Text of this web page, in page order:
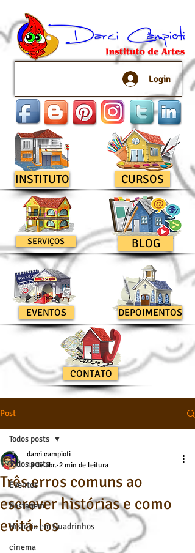
Login
INSTITUTO
SERVIÇOS
EVENTOS
CURSOS
BLOG
DEPOIMENTOS
CONTATO
Post
Todos posts
Eventos
Postagem
História em Quadrinhos
cinema
Todos posts
Três erros comuns ao
escrever histórias e como
evitá-los
darci campioti
18 de abr. 2 min de leitura